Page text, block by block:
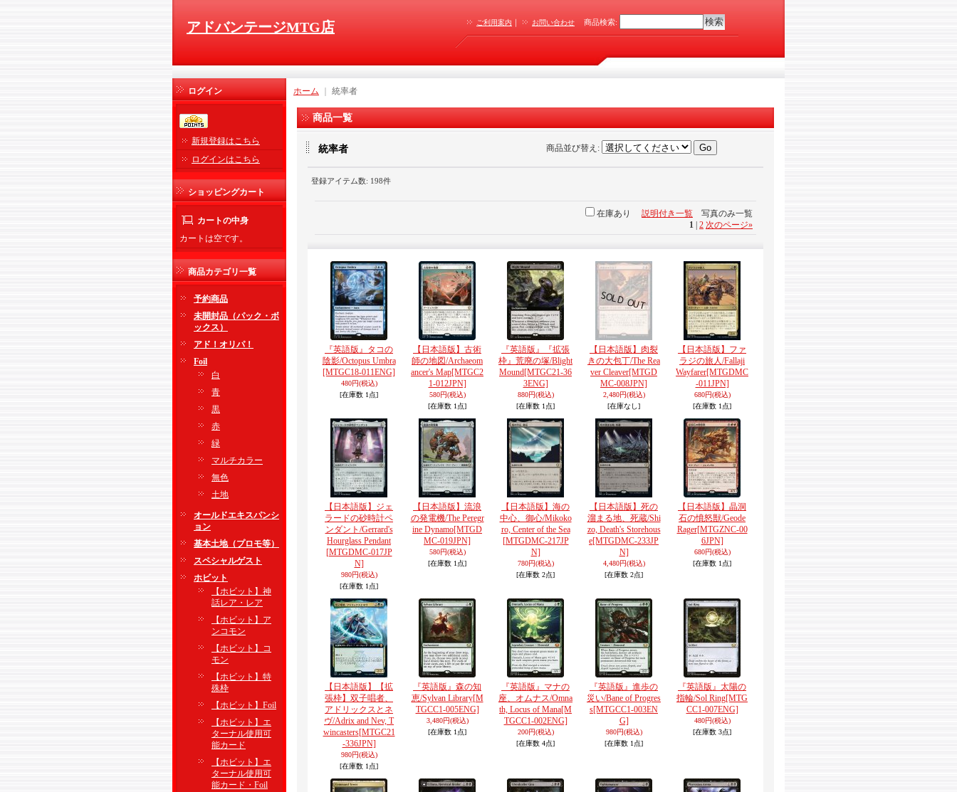
アドバンテージMTG店 ご利用案内 ｜ お問い合わせ 商品検索:
ログイン
新規登録はこちら
ログインはこちら
ショッピングカート
カートの中身
カートは空です。
商品カテゴリ一覧
予約商品
未開封品（パック・ボ
ックス）
アド！オリパ！
Foil
白
青
黒
赤
緑
マルチカラー
無色
土地
オールドエキスパンシ
ョン
基本土地（プロモ等）
スペシャルゲスト
ホビット
【ホビット】神
話レア・レア
【ホビット】ア
ンコモン
【ホビット】コ
モン
【ホビット】特
殊枠
【ホビット】Foil
【ホビット】エ
ターナル使用可
能カード
【ホビット】エ
ターナル使用可
能カード・Foil
ホーム 統率者
商品一覧
統率者 商品並び替え :
登録アイテム数: 198件
在庫あり 説明付き一覧 写真のみ一覧
1 2 次のページ»
『英語版』タコの
陰影/Octopus Umbra
[MTGC18-011ENG]
480円(税込)
[在庫数 1点]
【日本語版】古術
師の地図/Archaeom
ancer's Map[MTGC2
1-012JPN]
580円(税込)
[在庫数 1点]
『英語版』『拡張
枠』荒廃の塚/Blight
Mound[MTGC21-36
3ENG]
880円(税込)
[在庫数 1点]
【日本語版】肉裂
きの大包丁/The Rea
ver Cleaver[MTGD
MC-008JPN]
2,480円(税込)
[在庫なし]
【日本語版】ファ
ラジの旅人/Fallaji
Wayfarer[MTGDMC
-011JPN]
680円(税込)
[在庫数 1点]
【日本語版】ジェ
ラードの砂時計ペ
ンダント/Gerrard's
Hourglass Pendant
[MTGDMC-017JP
N]
980円(税込)
[在庫数 1点]
【日本語版】流浪
の発電機/The Peregr
ine Dynamo[MTGD
MC-019JPN]
580円(税込)
[在庫数 1点]
【日本語版】海の
中心、御心/Mikoko
ro, Center of the Sea
[MTGDMC-217JP
N]
780円(税込)
[在庫数 2点]
【日本語版】死の
溜まる地、死蔵/Shi
zo, Death's Storehous
e[MTGDMC-233JP
N]
4,480円(税込)
[在庫数 2点]
【日本語版】晶洞
石の憤怒獣/Geode
Rager[MTGZNC-00
6JPN]
680円(税込)
[在庫数 1点]
【日本語版】【拡
張枠】双子唱者、
アドリックスとネ
ヴ/Adrix and Nev, T
wincasters[MTGC21
-336JPN]
980円(税込)
[在庫数 1点]
『英語版』森の知
恵/Sylvan Library[M
TGCC1-005ENG]
3,480円(税込)
[在庫数 1点]
『英語版』マナの
座、オムナス/Omna
th, Locus of Mana[M
TGCC1-002ENG]
200円(税込)
[在庫数 4点]
『英語版』進歩の
災い/Bane of Progres
s[MTGCC1-003EN
G]
980円(税込)
[在庫数 1点]
『英語版』太陽の
指輪/Sol Ring[MTG
CC1-007ENG]
480円(税込)
[在庫数 3点]